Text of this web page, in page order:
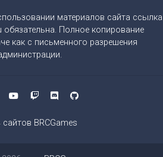
материалов сайта ссылка
обязательна. Полное копирование
как с письменного разрешения
сайтов BRCGames